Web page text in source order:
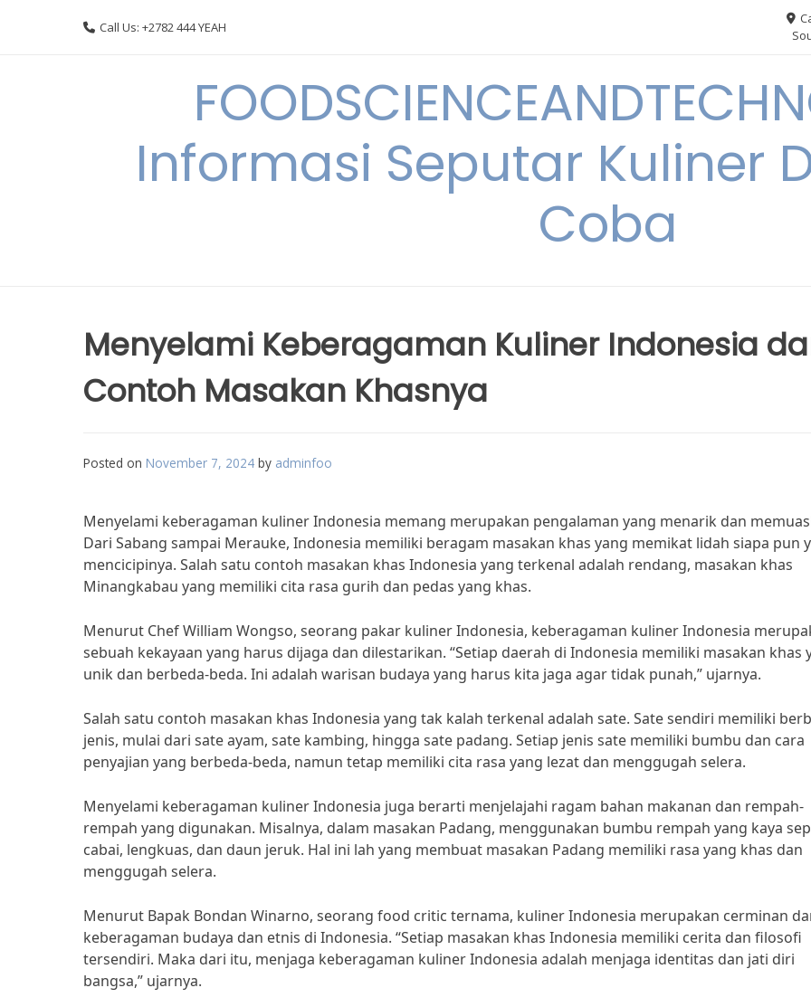
Call Us: +2782 444 YEAH
Informasi Seputar Kuliner
Coba
Menyelami Keberagaman Kuliner Indonesia
Contoh Masakan Khasnya
Posted on November 7, 2024 by adminfoo
Menyelami keberagaman kuliner Indonesia memang merupakan pengalaman yang menarik dan
Dari Sabang sampai Merauke, Indonesia memiliki beragam masakan khas yang memikat lidah siapa pun
mencicipinya. Salah satu contoh masakan khas Indonesia yang terkenal adalah rendang, masakan khas
Minangkabau yang memiliki cita rasa gurih dan pedas yang khas.
Menurut Chef William Wongso, seorang pakar kuliner Indonesia, keberagaman kuliner Indonesia
sebuah kekayaan yang harus dijaga dan dilestarikan. “Setiap daerah di Indonesia memiliki masakan khas
unik dan berbeda-beda. Ini adalah warisan budaya yang harus kita jaga agar tidak punah,” ujarnya.
Salah satu contoh masakan khas Indonesia yang tak kalah terkenal adalah sate. Sate sendiri memiliki
jenis, mulai dari sate ayam, sate kambing, hingga sate padang. Setiap jenis sate memiliki bumbu dan cara
penyajian yang berbeda-beda, namun tetap memiliki cita rasa yang lezat dan menggugah selera.
Menyelami keberagaman kuliner Indonesia juga berarti menjelajahi ragam bahan makanan dan rempah-
rempah yang digunakan. Misalnya, dalam masakan Padang, menggunakan bumbu rempah yang kaya
cabai, lengkuas, dan daun jeruk. Hal ini lah yang membuat masakan Padang memiliki rasa yang khas dan
menggugah selera.
Menurut Bapak Bondan Winarno, seorang food critic ternama, kuliner Indonesia merupakan cerminan
keberagaman budaya dan etnis di Indonesia. “Setiap masakan khas Indonesia memiliki cerita dan filosofi
tersendiri. Maka dari itu, menjaga keberagaman kuliner Indonesia adalah menjaga identitas dan jati diri
bangsa,” ujarnya.